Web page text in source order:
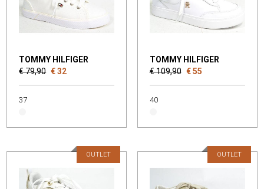
TOMMY HILFIGER
€ 79,90 € 32
37
TOMMY HILFIGER
€ 109,90 € 55
40
OUTLET OUTLET